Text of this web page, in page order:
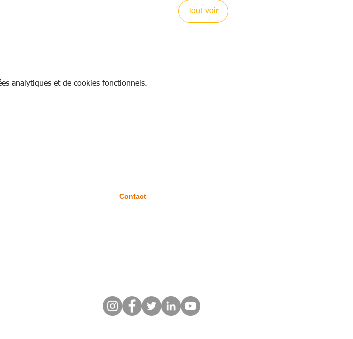
Tout voir
analytiques et de cookies fonctionnels.
Contact